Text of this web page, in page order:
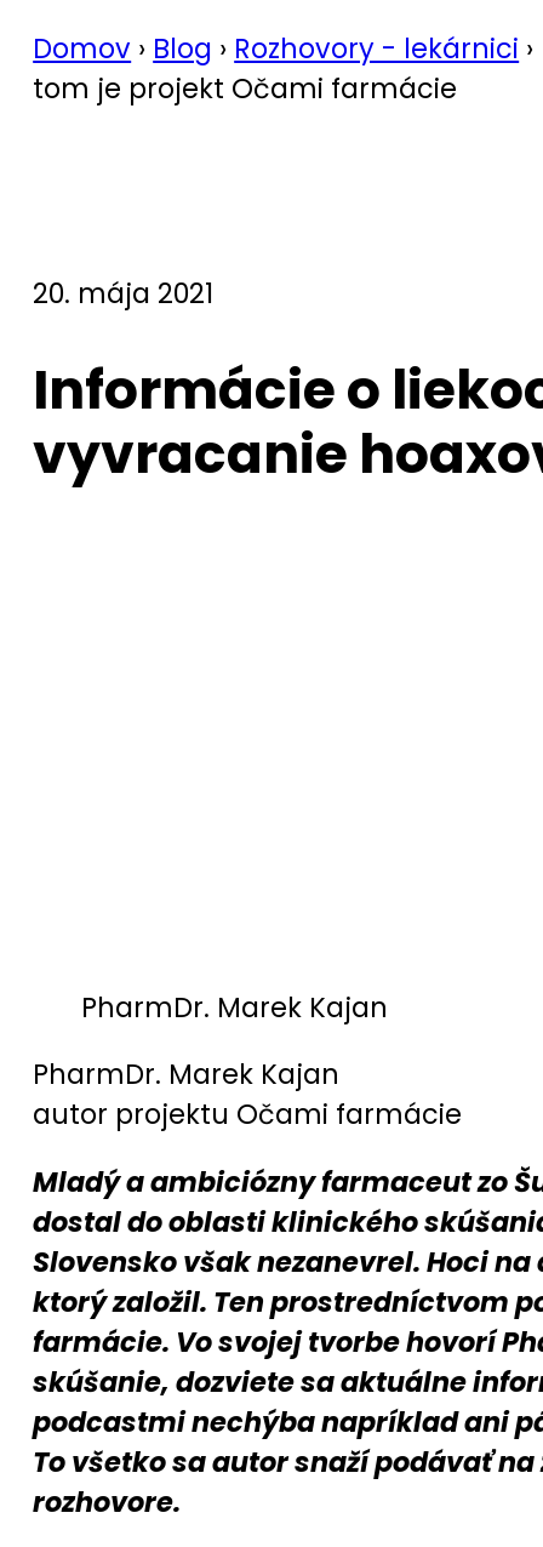
Domov › Blog › Rozhovory - lekárnici ›
tom je projekt Očami farmácie
20. mája 2021
Informácie o
vyvracanie
PharmDr. Marek Kajan
PharmDr. Marek Kajan
autor projektu Očami farmácie
Mladý a ambiciózny farmaceut zo
dostal do oblasti klinického
Slovensko však nezanevrel. Hoci
ktorý založil. Ten prostredníctvom
farmácie. Vo svojej tvorbe hovorí
skúšanie, dozviete sa aktuálne
podcastmi nechýba napríklad ani
To všetko sa autor snažípodávať
rozhovore.